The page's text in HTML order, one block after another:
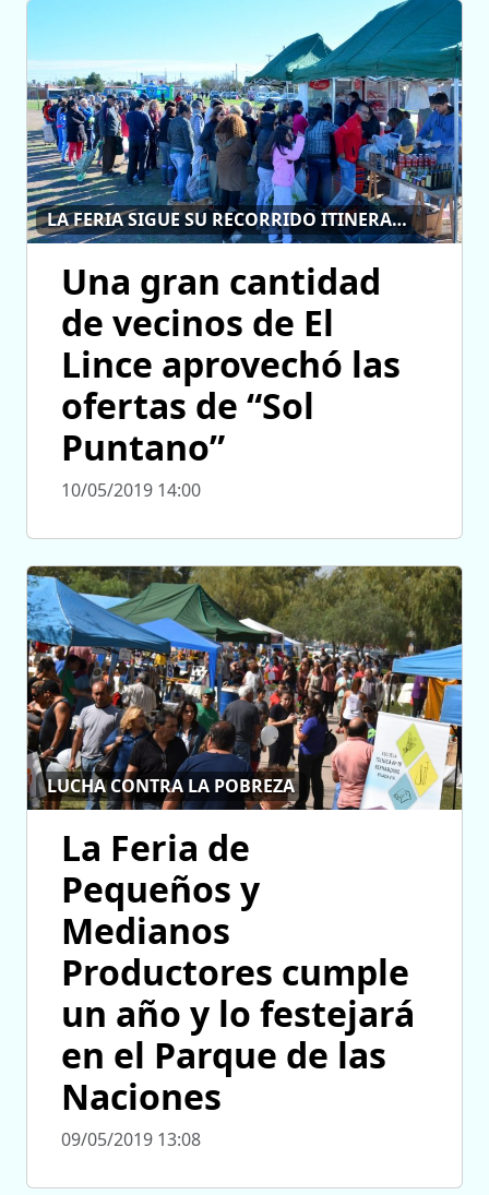
LA FERIA SIGUE SU RECORRIDO ITINERANTE
Una gran cantidad
de vecinos de El
Lince aprovechó las
ofertas de “Sol
Puntano”
10/05/2019 14:00
LUCHA CONTRA LA POBREZA
La Feria de
Pequeños y
Medianos
Productores cumple
un año y lo festejará
en el Parque de las
Naciones
09/05/2019 13:08